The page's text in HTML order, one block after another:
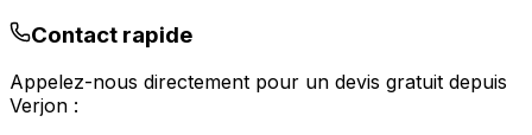
Contact rapide
Appelez-nous directement pour un devis gratuit depuis
Verjon :